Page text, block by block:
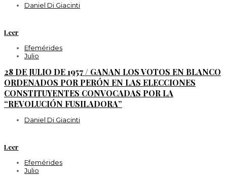
Daniel Di Giacinti
Leer
Efemérides
Julio
28 DE JULIO DE 1957 / GANAN LOS VOTOS EN BLANCO
ORDENADOS POR PERÓN EN LAS ELECCIONES
CONSTITUYENTES CONVOCADAS POR LA
“REVOLUCIÓN FUSILADORA”
Daniel Di Giacinti
Leer
Efemérides
Julio